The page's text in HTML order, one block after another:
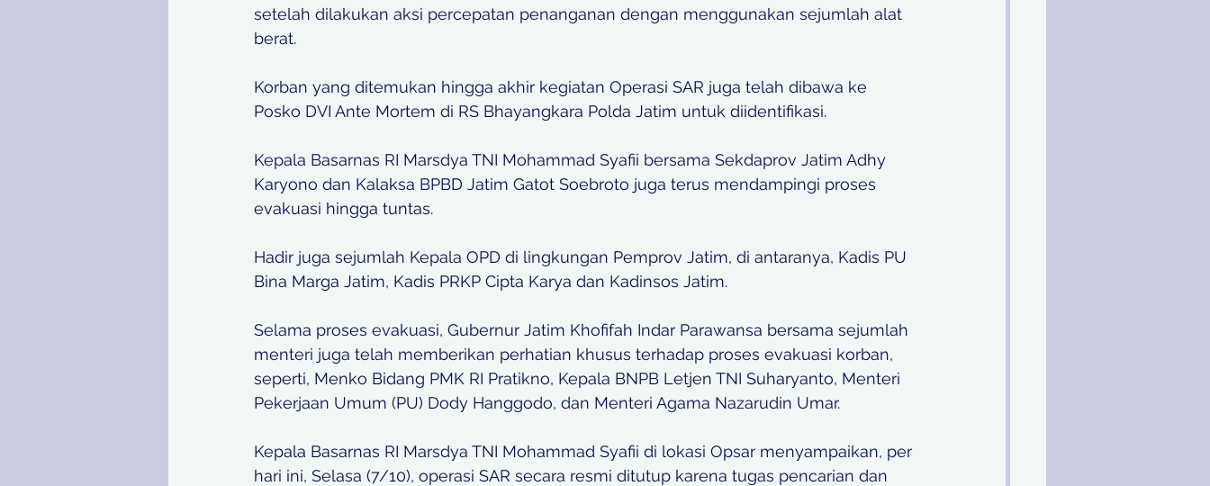
setelah dilakukan aksi percepatan penanganan dengan menggunakan sejumlah alat
berat.
Korban yang ditemukan hingga akhir kegiatan Operasi SAR juga telah dibawa ke
Posko DVI Ante Mortem di RS Bhayangkara Polda Jatim untuk diidentifikasi.
Kepala Basarnas RI Marsdya TNI Mohammad Syafii bersama Sekdaprov Jatim Adhy
Karyono dan Kalaksa BPBD Jatim Gatot Soebroto juga terus mendampingi proses
evakuasi hingga tuntas.
Hadir juga sejumlah Kepala OPD di lingkungan Pemprov Jatim, di antaranya, Kadis PU
Bina Marga Jatim, Kadis PRKP Cipta Karya dan Kadinsos Jatim.
Selama proses evakuasi, Gubernur Jatim Khofifah Indar Parawansa bersama sejumlah
menteri juga telah memberikan perhatian khusus terhadap proses evakuasi korban,
seperti, Menko Bidang PMK RI Pratikno, Kepala BNPB Letjen TNI Suharyanto, Menteri
Pekerjaan Umum (PU) Dody Hanggodo, dan Menteri Agama Nazarudin Umar.
Kepala Basarnas RI Marsdya TNI Mohammad Syafii di lokasi Opsar menyampaikan, per
hari ini, Selasa (7/10), operasi SAR secara resmi ditutup karena tugas pencarian dan